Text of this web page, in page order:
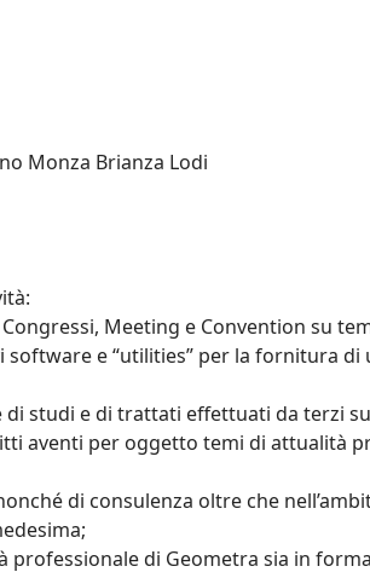
Monza Brianza Lodi
Meeting e Convention su
e “utilities” per la fornitura
studi e di trattati effettuati da terzi
aventi per oggetto temi di attualità
di consulenza oltre che
professionale di Geometra sia in